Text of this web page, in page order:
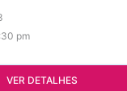
pm
VER DETALHES